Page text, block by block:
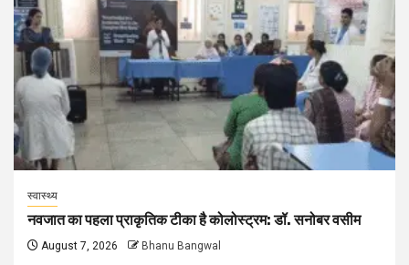
स्वास्थ्य
नवजात का पहला प्राकृतिक टीका है कोलोस्ट्रम: डॉ. सनोबर वसीम
August 7, 2026 Bhanu Bangwal